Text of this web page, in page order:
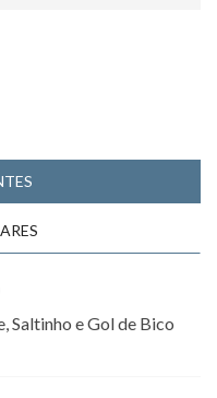
Saltinho e Gol de Bico